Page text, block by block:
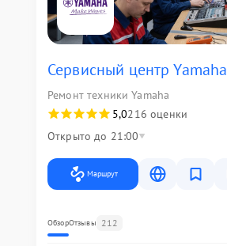
Сервисный центр Yamaha
Ремонт техники Yamaha
5,0216 оценки
Открыто до 21:00
Маршрут
ОбзорОтзывы 212